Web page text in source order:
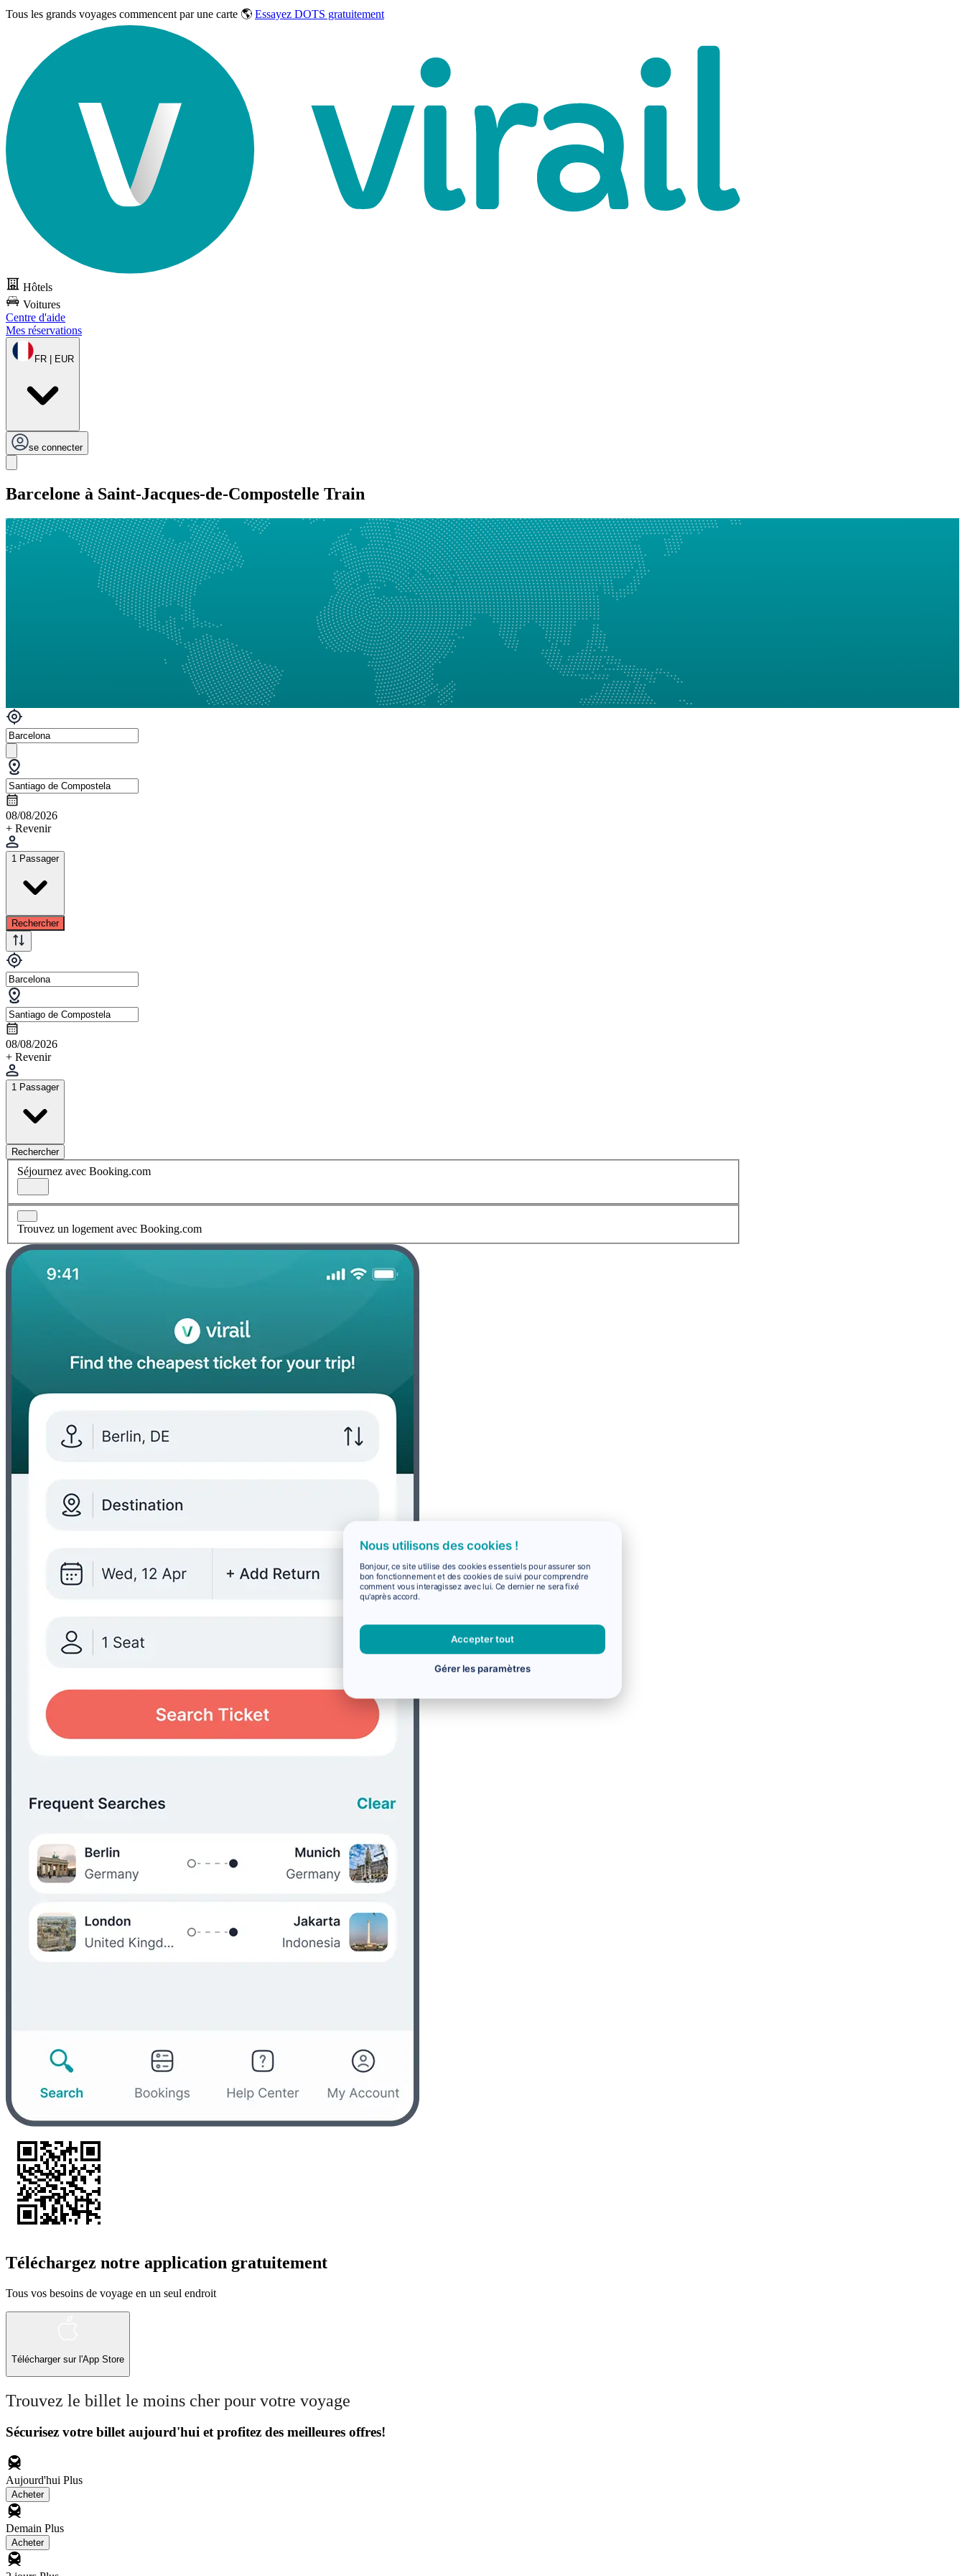
Tous les grands voyages commencent par une carte 🌎 Essayez DOTS gratuitement
Hôtels
Voitures
Centre d'aide
Mes réservations
FR | EUR
se connecter
Barcelone à Saint-Jacques-de-Compostelle Train
08/08/2026
+ Revenir
1 Passager
Rechercher
08/08/2026
+ Revenir
1 Passager
Rechercher
Séjournez avec Booking.com
Trouvez un logement avec Booking.com
Téléchargez notre application gratuitement
Tous vos besoins de voyage en un seul endroit
Télécharger sur l'App Store
Trouvez le billet le moins cher pour votre voyage
Sécurisez votre billet aujourd'hui et profitez des meilleures offres!
Aujourd'hui Plus
Acheter
Demain Plus
Acheter
Nous utilisons des cookies !
Bonjour, ce site utilise des cookies essentiels pour assurer son
bon fonctionnement et des cookies de suivi pour comprendre
comment vous interagissez avec lui. Ce dernier ne sera fixé
qu'après accord.
Accepter tout
Gérer les paramètres